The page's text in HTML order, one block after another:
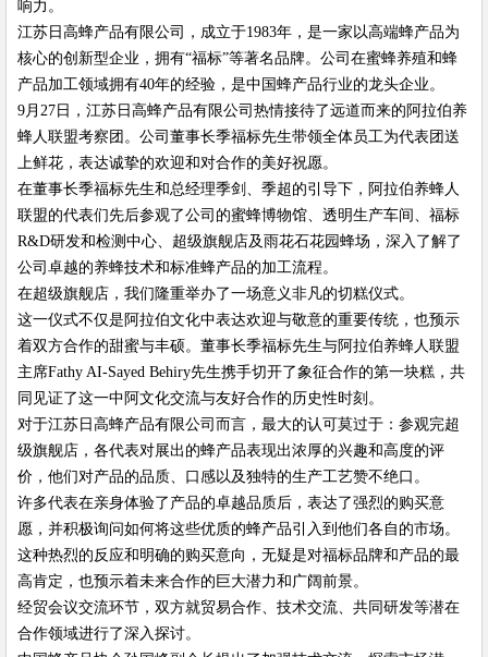
响力。
江苏日高蜂产品有限公司，成立于1983年，是一家以高端蜂产品为
核心的创新型企业，拥有“福标”等著名品牌。公司在蜜蜂养殖和蜂
产品加工领域拥有40年的经验，是中国蜂产品行业的龙头企业。
9月27日，江苏日高蜂产品有限公司热情接待了远道而来的阿拉伯养
蜂人联盟考察团。公司董事长季福标先生带领全体员工为代表团送
上鲜花，表达诚挚的欢迎和对合作的美好祝愿。
在董事长季福标先生和总经理季剑、季超的引导下，阿拉伯养蜂人
联盟的代表们先后参观了公司的蜜蜂博物馆、透明生产车间、福标
R&D研发和检测中心、超级旗舰店及雨花石花园蜂场，深入了解了
公司卓越的养蜂技术和标准蜂产品的加工流程。
在超级旗舰店，我们隆重举办了一场意义非凡的切糕仪式。
这一仪式不仅是阿拉伯文化中表达欢迎与敬意的重要传统，也预示
着双方合作的甜蜜与丰硕。董事长季福标先生与阿拉伯养蜂人联盟
主席Fathy AI-Sayed Behiry先生携手切开了象征合作的第一块糕，共
同见证了这一中阿文化交流与友好合作的历史性时刻。
对于江苏日高蜂产品有限公司而言，最大的认可莫过于：参观完超
级旗舰店，各代表对展出的蜂产品表现出浓厚的兴趣和高度的评
价，他们对产品的品质、口感以及独特的生产工艺赞不绝口。
许多代表在亲身体验了产品的卓越品质后，表达了强烈的购买意
愿，并积极询问如何将这些优质的蜂产品引入到他们各自的市场。
这种热烈的反应和明确的购买意向，无疑是对福标品牌和产品的最
高肯定，也预示着未来合作的巨大潜力和广阔前景。
经贸会议交流环节，双方就贸易合作、技术交流、共同研发等潜在
合作领域进行了深入探讨。